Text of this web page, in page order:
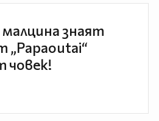
знаят
човек!